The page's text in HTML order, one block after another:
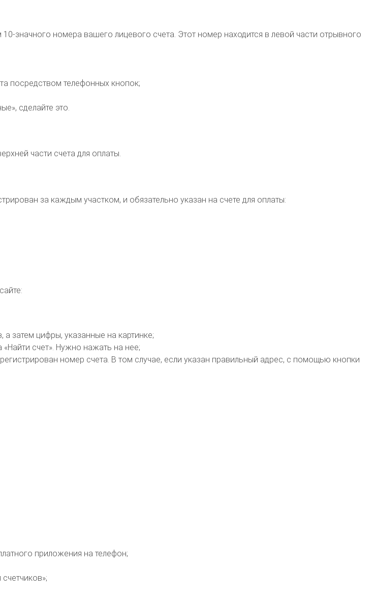
значного номера вашего лицевого счета. Этот номер находится в левой части отрывного
посредством телефонных кнопок;
сделайте это.
части счета для оплаты.
за каждым участком, и обязательно указан на счете для оплаты:
затем цифры, указанные на картинке;
счет». Нужно нажать на нее;
номер счета. В том случае, если указан правильный адрес, с помощью кнопки
приложения на телефон;